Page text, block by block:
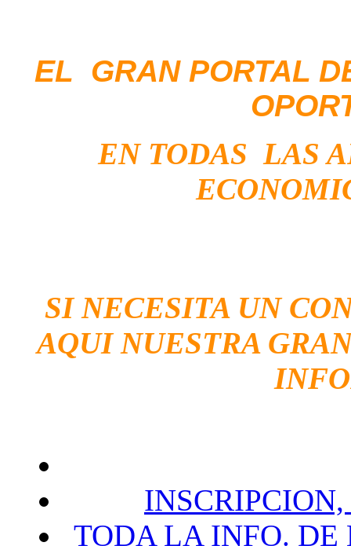
EL GRAN PORTAL
EN TODAS LAS
SI NECESITA UN
AQUI NUESTRA
TODA LA INFO. DE